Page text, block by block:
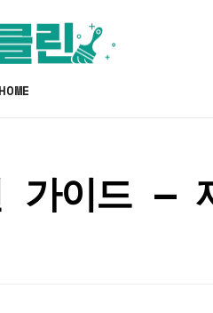
HOME
가이드 —